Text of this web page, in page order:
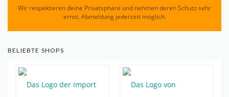
Wir respektieren deine Privatsphäre und nehmen deren Schutz sehr
ernst. Abmeldung jederzeit möglich.
BELIEBTE SHOPS